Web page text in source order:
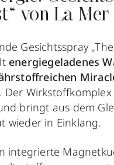
von La Mer
Gesichtsspray
energiegeladenes
. Der Wirkstoffkomplex
bringt aus dem
wieder in Einklang.
integrierte